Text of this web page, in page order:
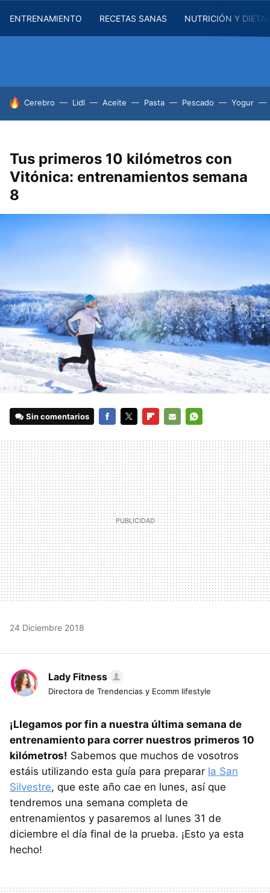
ENTRENAMIENTO RECETAS SANAS NUTRICIÓN Y
HOY SE HABLA DE
Cerebro Lidl Aceite Pasta Pescado Yogur
Tus primeros 10 kilómetros con
Vitónica: entrenamientos semana
8
Sin comentarios
MAIL
24 Diciembre 2018
Lady Fitness
Directora de Trendencias y Ecomm lifestyle
¡Llegamos por fin a nuestra última semana de
entrenamiento para correr nuestros primeros 10
kilómetros! Sabemos que muchos de vosotros
estáis utilizando esta guía para preparar la San
Silvestre, que este año cae en lunes, así que
tendremos una semana completa de
entrenamientos y pasaremos al lunes 31 de
diciembre el día final de la prueba. ¡Esto ya esta
hecho!